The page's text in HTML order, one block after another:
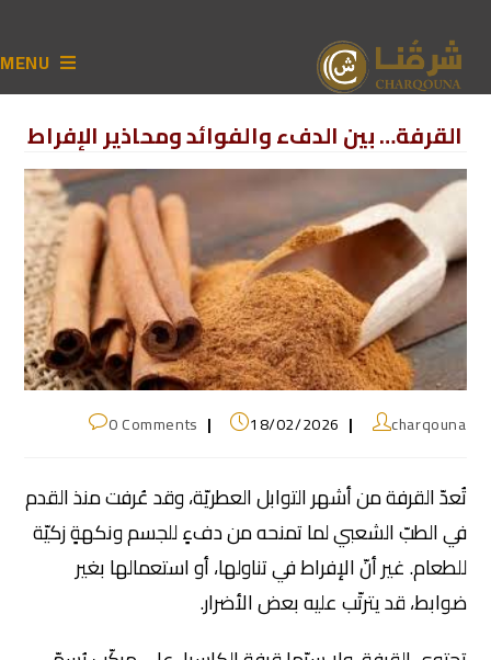
MENU
القرفة… بين الدفء والفوائد ومحاذير الإفراط
charqouna
18/02/2026
0 Comments
تُعدّ القرفة من أشهر التوابل العطريّة، وقد عُرفت منذ القدم
في الطبّ الشعبي لما تمنحه من دفءٍ للجسم ونكهةٍ زكيّة
للطعام. غير أنّ الإفراط في تناولها، أو استعمالها بغير
ضوابط، قد يترتّب عليه بعض الأضرار.